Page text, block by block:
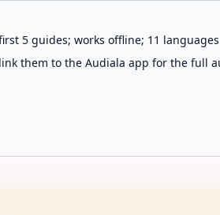
5 guides; works offline; 11
them to the Audiala app for the full